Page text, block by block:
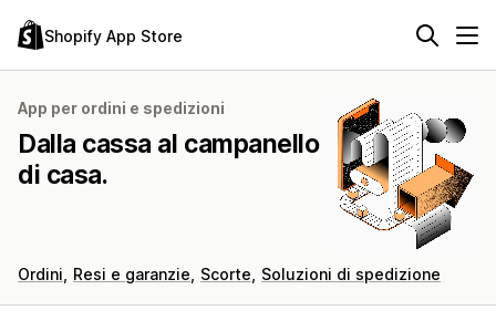
Shopify App Store
App per ordini e spedizioni
Dalla cassa al campanello
di casa.
Ordini Resi e garanzie Scorte Soluzioni di spedizione